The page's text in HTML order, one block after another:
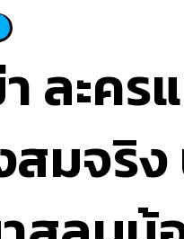
ละค
มจริง